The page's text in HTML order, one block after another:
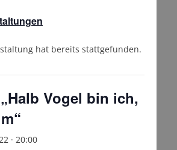
hat bereits stattgefunden.
Vogel bin ich,
· 20:00